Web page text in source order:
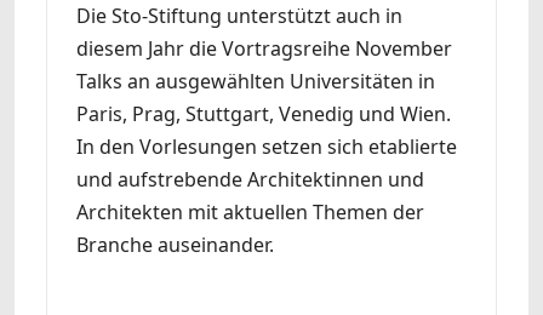
Die Sto-Stiftung unterstützt auch in
diesem Jahr die Vortragsreihe November
Talks an ausgewählten Universitäten in
Paris, Prag, Stuttgart, Venedig und Wien.
In den Vorlesungen setzen sich etablierte
und aufstrebende Architektinnen und
Architekten mit aktuellen Themen der
Branche auseinander.